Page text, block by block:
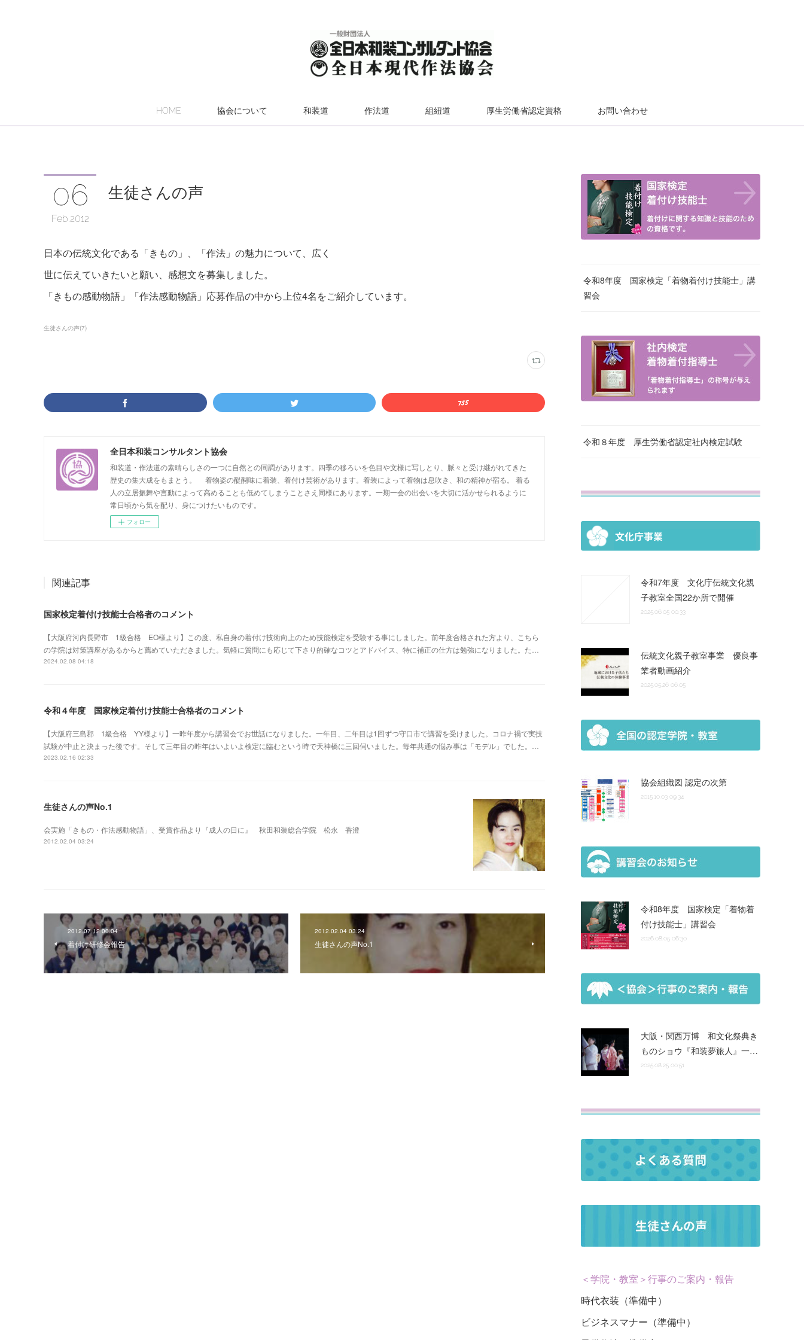
HOME 協会について 和装道 作法道 組紐道 厚生労働省認定資格 お問い合わせ
06
Feb 2012
生徒さんの声
日本の伝統文化である「きもの」、「作法」の魅力について、広く
世に伝えていきたいと願い、感想文を募集しました。
「きもの感動物語」「作法感動物語」応募作品の中から上位4名をご紹介しています。
生徒さんの声(7)
全日本和装コンサルタント協会
和装道・作法道の素晴らしさの一つに自然との同調があります。四季の移ろいを色目や文様に写しとり、脈々と受け継がれてきた
歴史の集大成をもまとう。 着物姿の醍醐味に着装、着付け芸術があります。着装によって着物は息吹き、和の精神が宿る。 着る
人の立居振舞や言動によって高めることも低めてしまうことさえ同様にあります。一期一会の出会いを大切に活かせられるように
常日頃から気を配り、身につけたいものです。
フォロー
関連記事
国家検定着付け技能士合格者のコメント
【大阪府河内長野市 1級合格 EO様より】この度、私自身の着付け技術向上のため技能検定を受験する事にしました。前年度合格された方より、こちら
の学院は対策講座があるからと薦めていただきました。気軽に質問にも応じて下さり的確なコツとアドバイス、特に補正の仕方は勉強になりました。た…
2024.02.08 04:18
令和４年度 国家検定着付け技能士合格者のコメント
【大阪府三島郡 1級合格 YY様より】一昨年度から講習会でお世話になりました。一年目、二年目は1回ずつ守口市で講習を受けました。コロナ禍で実技
試験が中止と決まった後です。そして三年目の昨年はいよいよ検定に臨むという時で天神橋に三回伺いました。毎年共通の悩み事は「モデル」でした。…
2023.02.16 02:33
生徒さんの声No.1
会実施「きもの・作法感動物語」、受賞作品より『成人の日に』 秋田和装総合学院 松永 香澄
2012.02.04 03:24
2012.07.12 00:04
着付け研修会報告
2012.02.04 03:24
生徒さんの声No.1
令和8年度 国家検定「着物着付け技能士」講
習会
令和８年度 厚生労働省認定社内検定試験
令和7年度 文化庁伝統文化親
子教室全国22か所で開催
2025.06.05 00:33
伝統文化親子教室事業 優良事
業者動画紹介
2025.05.26 06:05
協会組織図 認定の次第
2015.10.03 09:34
令和8年度 国家検定「着物着
付け技能士」講習会
2026.08.05 06:30
大阪・関西万博 和文化祭典き
ものショウ『和装夢旅人』一…
2025.08.25 00:51
＜学院・教室＞行事のご案内・報告
時代衣装（準備中）
ビジネスマナー（準備中）